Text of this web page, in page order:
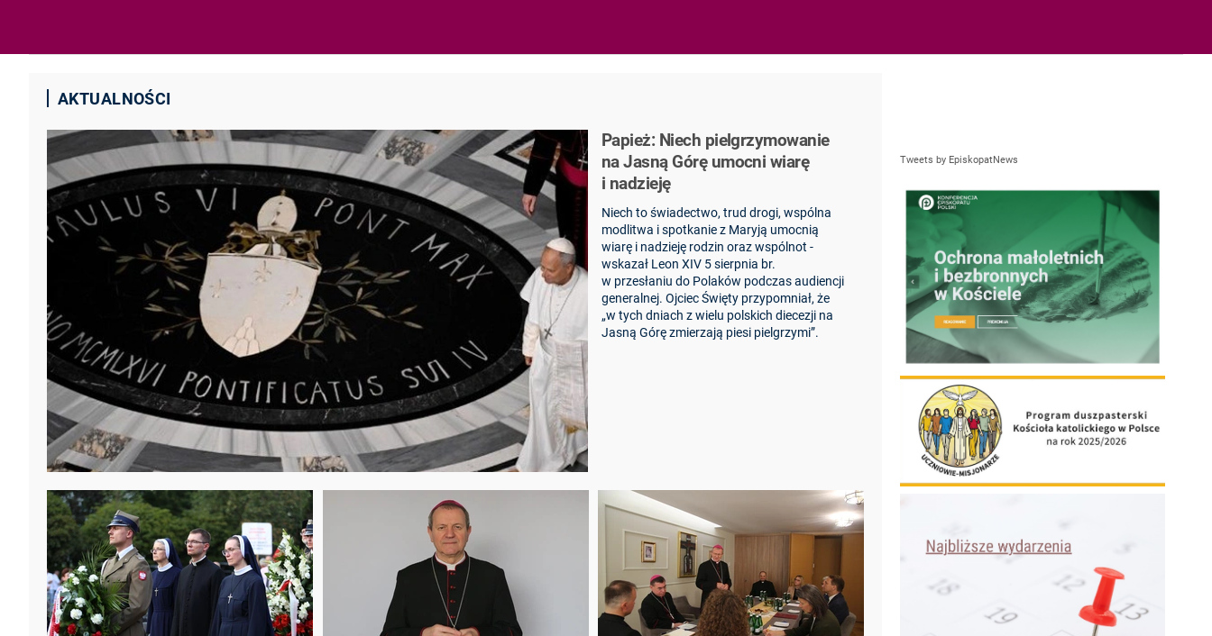
AKTUALNOŚCI
Papież: Niech pielgrzymowanie
na Jasną Górę umocni wiarę
i nadzieję
Niech to świadectwo, trud drogi, wspólna
modlitwa i spotkanie z Maryją umocnią
wiarę i nadzieję rodzin oraz wspólnot -
wskazał Leon XIV 5 sierpnia br.
w przesłaniu do Polaków podczas audiencji
generalnej. Ojciec Święty przypomniał, że
„w tych dniach z wielu polskich diecezji na
Jasną Górę zmierzają piesi pielgrzymi”.
Tweets by EpiskopatNews